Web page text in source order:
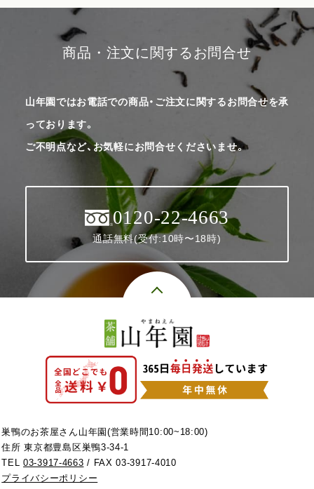
商品・注文に関するお問合せ
山年園ではお電話での商品・ご注文に関するお問合せを承
っております。
ご不明点など、お気軽にお問合せくださいませ。
0120-22-4663
通話無料(受付:10時〜18時)
巣鴨のお茶屋さん山年園(営業時間10:00~18:00)
住所 東京都豊島区巣鴨3-34-1
TEL03-3917-4663 / FAX 03-3917-4010
プライバシーポリシー